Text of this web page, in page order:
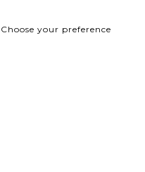
Choose your preference